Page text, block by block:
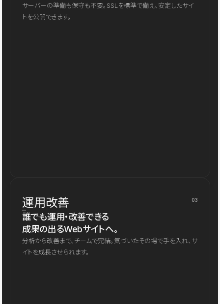
サーバーの準備も保守も不要。SSLを標準で備え、安定したサイ
トを公開できます。
運用改善 03
誰でも運用・改善できる
成果の出るWebサイトへ。
分析から改善まで、チームで完結。気づいたその場で手を入れ、サ
イトを成長させられます。